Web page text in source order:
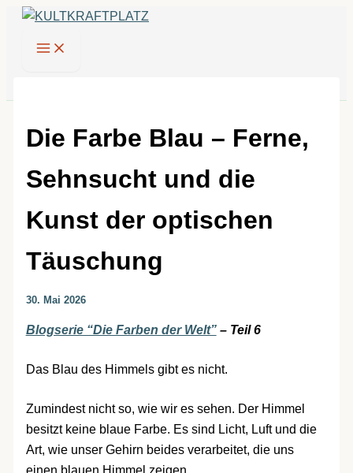
Zum
springen
Die Farbe Blau – Ferne,
Sehnsucht und die
Kunst der optischen
Täuschung
30. Mai 2026
Blogserie “Die Farben der Welt”– Teil 6
Das Blau des Himmels gibt es nicht.
Zumindest nicht so, wie wir es sehen. Der Himmel
besitzt keine blaue Farbe. Es sind Licht, Luft und die
Art, wie unser Gehirn beides verarbeitet, die uns
einen blauen Himmel zeigen.